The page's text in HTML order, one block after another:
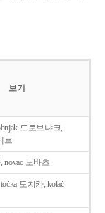
보기
드로브냐크,
브
novac 노바츠
토치카, kolač